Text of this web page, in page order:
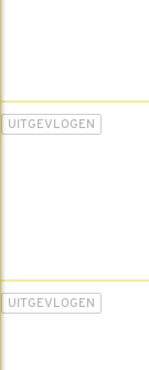
UITGEVLOGEN
UITGEVLOGEN